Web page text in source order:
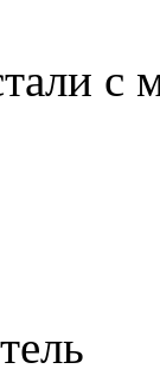
с